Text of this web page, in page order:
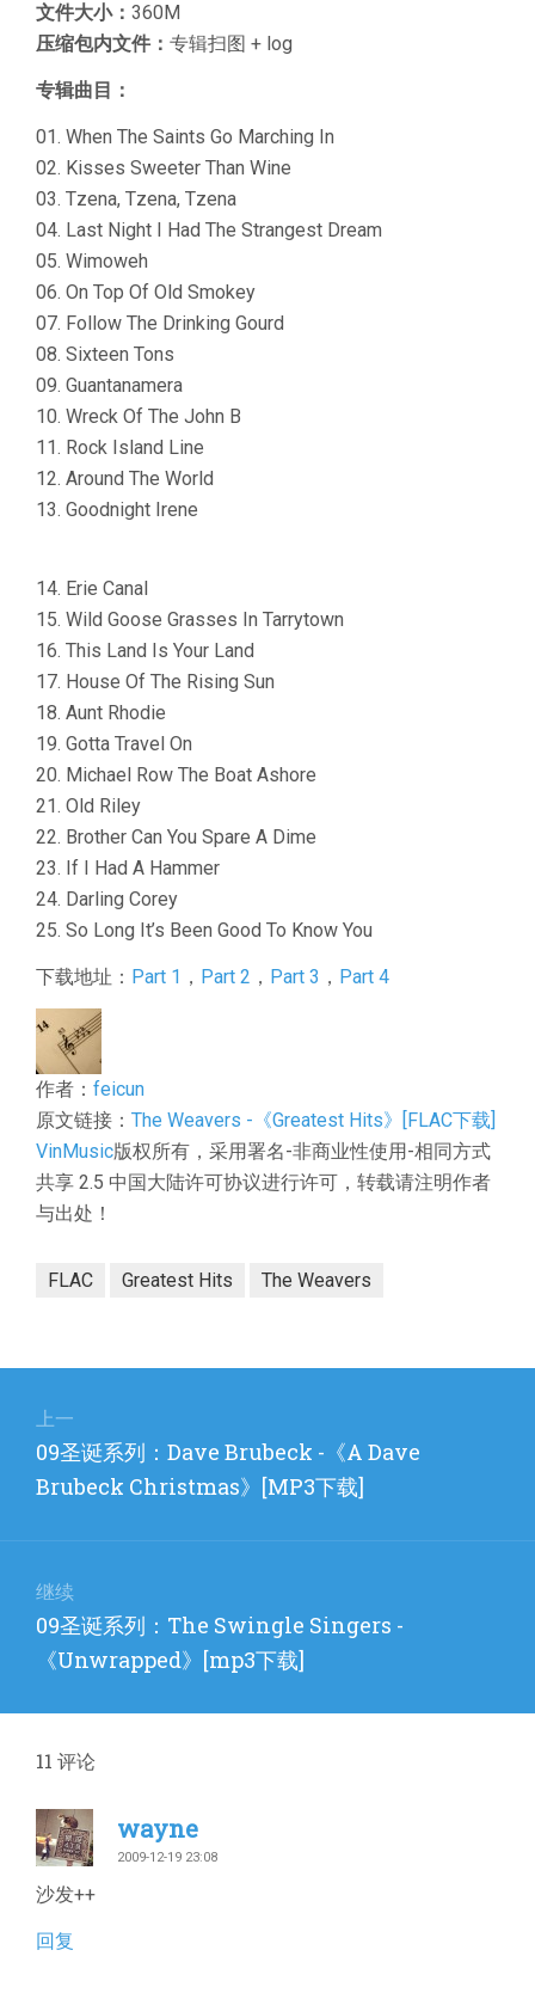
文件大小： 360M
压缩包内文件： 专辑扫图 + log
专辑曲目：
01. When The Saints Go Marching In
02. Kisses Sweeter Than Wine
03. Tzena, Tzena, Tzena
04. Last Night I Had The Strangest Dream
05. Wimoweh
06. On Top Of Old Smokey
07. Follow The Drinking Gourd
08. Sixteen Tons
09. Guantanamera
10. Wreck Of The John B
11. Rock Island Line
12. Around The World
13. Goodnight Irene
14. Erie Canal
15. Wild Goose Grasses In Tarrytown
16. This Land Is Your Land
17. House Of The Rising Sun
18. Aunt Rhodie
19. Gotta Travel On
20. Michael Row The Boat Ashore
21. Old Riley
22. Brother Can You Spare A Dime
23. If I Had A Hammer
24. Darling Corey
25. So Long It’s Been Good To Know You
下载地址： Part 1 ， Part 2 ， Part 3 ， Part 4
作者： feicun
原文链接： The Weavers -《Greatest Hits》[FLAC下载]
VinMusic版权所有，采用署名-非商业性使用-相同方式
共享 2.5 中国大陆许可协议进行许可，转载请注明作者
与出处！
FLAC Greatest Hits The Weavers
上一
上
篇
09圣诞系列：Dave Brubeck -《A Dave
Brubeck Christmas》[MP3下载]
继续
下
篇
章：
09圣诞系列：The Swingle Singers -
《Unwrapped》[mp3下载]
11 评论
wayne
2009-12-19 23:08
沙发++
回复